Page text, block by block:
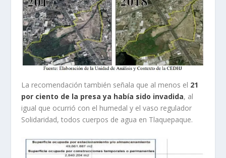
La recomendación también señala que al menos el 21
por ciento de la presa ya había sido invadida, al
igual que ocurrió con el humedal y el vaso regulador
Solidaridad, todos cuerpos de agua en Tlaquepaque.